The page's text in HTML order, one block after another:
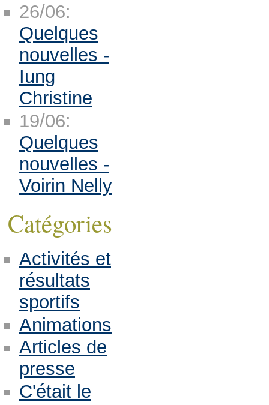
26/06:
Quelques
nouvelles -
Iung
Christine
19/06:
Quelques
nouvelles -
Voirin Nelly
Catégories
Activités et
résultats
sportifs
Animations
Articles de
presse
C'était le